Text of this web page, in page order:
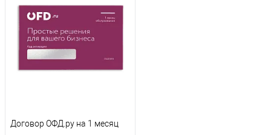
Договор ОФД.ру на 1 месяц